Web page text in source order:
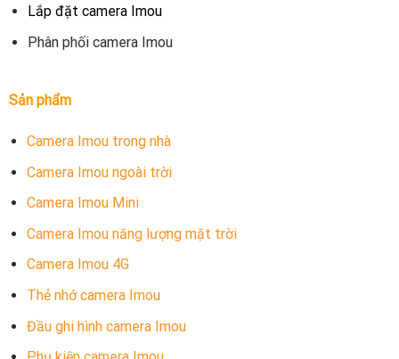
Lắp đặt camera Imou
Phân phối camera Imou
Sản phẩm
Camera Imou trong nhà
Camera Imou ngoài trời
Camera Imou Mini
Camera Imou năng lượng mặt trời
Camera Imou 4G
Thẻ nhớ camera Imou
Đầu ghi hình camera Imou